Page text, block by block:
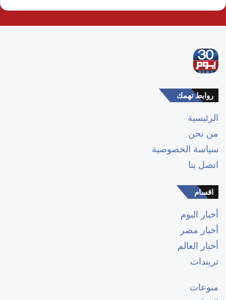
روابط تهمك
الرئيسية
من نحن
سياسة الخصوصية
اتصل بنا
اقسام
أخبار اليوم
أخبار مصر
أخبار العالم
تريندات
منوعات